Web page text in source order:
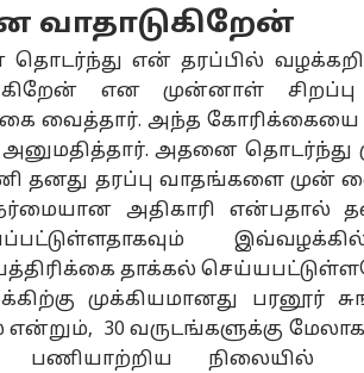
வாதாடுகிறேன்
என் தரப்பில்
என முன்னாள் சிறப்பு
வைத்தார். அந்த கோரிக்கையை
அதனை தொடர்ந்து
தனது தரப்பு வாதங்களை முன்
அதிகாரி என்பதால்
தாக்கல்
முக்கியமானது பரனூர்
30 வருடங்களுக்கு மேலாக
பணியாற்றிய